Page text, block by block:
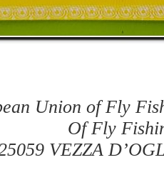
Union of Fly
Of Fly
VEZZA